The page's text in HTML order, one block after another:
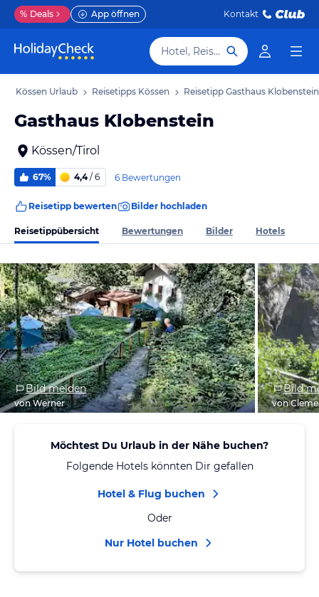
% Deals App öffnen Kontakt
Hotel, Reiseziel
Kössen Urlaub Reisetipps Kössen Reisetipp Gasthaus Klobenstein
Gasthaus Klobenstein
Kössen/Tirol
67% 4,4/ 6 6 Bewertungen
Reisetipp bewerten Bilder hochladen
Reisetippübersicht Bewertungen Bilder Hotels
Bild melden
von Werner
Bild
von
Möchtest Du Urlaub in der Nähe buchen?
Folgende Hotels könnten Dir gefallen
Hotel & Flug buchen
Oder
Nur Hotel buchen